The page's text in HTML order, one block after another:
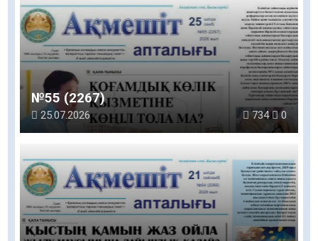
№55 (2267)
25.07.2026 734 0